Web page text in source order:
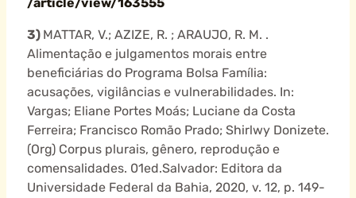
/article/view/163555
3) MATTAR, V.; AZIZE, R. ; ARAUJO, R. M. .
Alimentação e julgamentos morais entre
beneficiárias do Programa Bolsa Família:
acusações, vigilâncias e vulnerabilidades. In:
Vargas; Eliane Portes Moás; Luciane da Costa
Ferreira; Francisco Romão Prado; Shirlwy Donizete.
(Org) Corpus plurais, gênero, reprodução e
comensalidades. 01ed.Salvador: Editora da
Universidade Federal da Bahia, 2020, v. 12, p. 149-